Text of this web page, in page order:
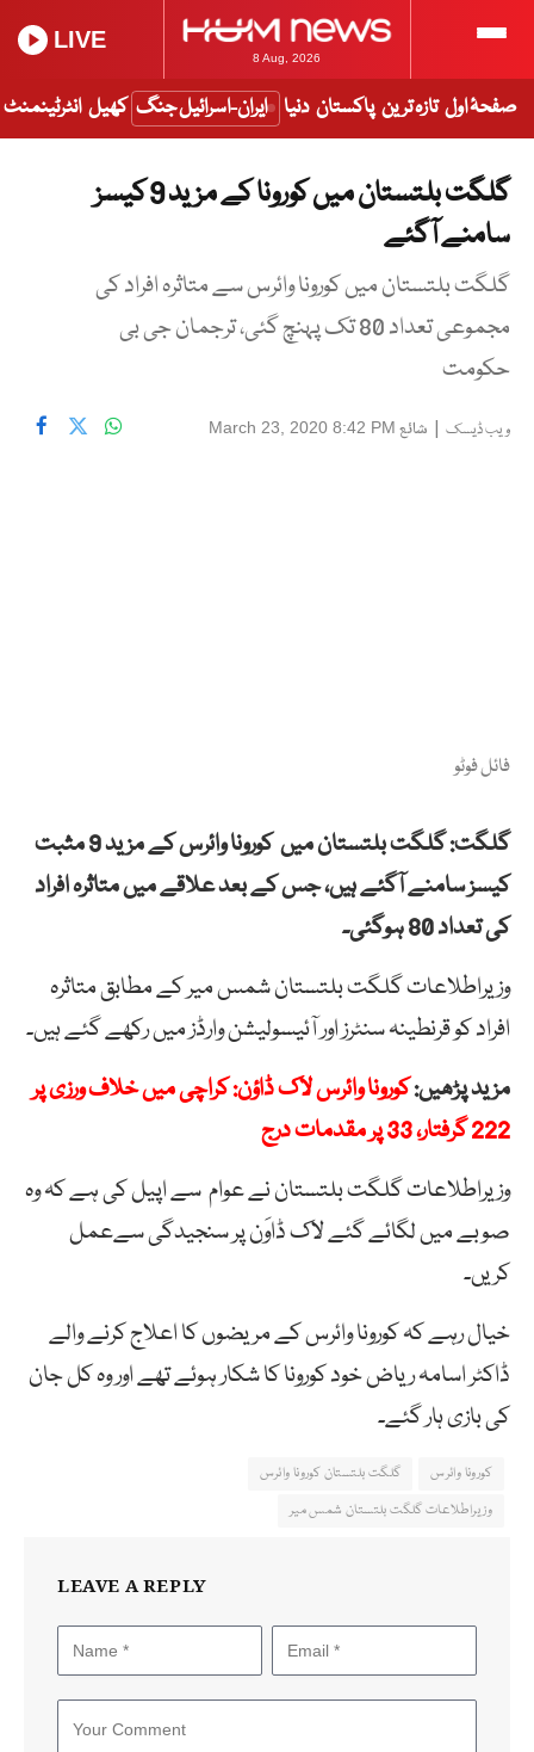
8 Aug, 2026
LIVE
صفحۂ اول تازہ ترین پاکستان دنیا ایران-اسرائیل جنگ کھیل انٹرٹینمنٹ
گلگت بلتستان میں کورونا کے مزید 9 کیسز
سامنے آگئے
گلگت بلتستان میں کورونا وائرس سے متاثرہ افراد کی
مجموعی تعداد 80 تک پہنچ گئی، ترجمان جی بی
حکومت
ویب ڈیسک | شائع March 23, 2020 8:42 PM
فائل فوٹو
گلگت: گلگت بلتستان میں کورونا وائرس کے مزید 9 مثبت
کیسز سامنے آگئے ہیں، جس کے بعد علاقے میں متاثرہ افراد
کی تعداد 80 ہوگئی۔
وزیراطلاعات گلگت بلتستان شمس میر کے مطابق متاثرہ
افراد کو قرنطینہ سنٹرز اور آئیسولیشن وارڈز میں رکھے گئے ہیں۔
مزید پڑھیں:کورونا وائرس لاک ڈاؤن: کراچی میں خلاف ورزی پر
222 گرفتار، 33 پر مقدمات درج
وزیراطلاعات گلگت بلتستان نے عوام سے اپیل کی ہے کہ وہ
صوبے میں لگائے گئے لاک ڈاوَن پر سنجیدگی سےعمل
کریں۔
خیال رہے کہ کورونا وائرس کے مریضوں کا اعلاج کرنے والے
ڈاکٹر اسامہ ریاض خود کورونا کا شکار ہوئے تھے اور وہ کل جان
کی بازی ہار گئے۔
کورونا وائرس
گلگت بلتستان کورونا وائرس
وزیراطلاعات گلگت بلتستان شمس میر
LEAVE A REPLY